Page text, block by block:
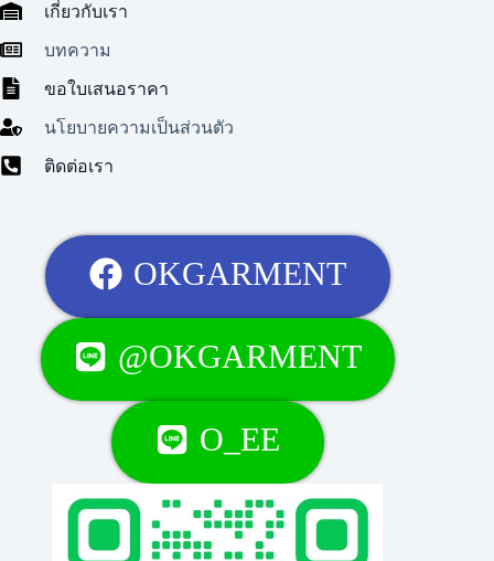
เกี่ยวกับเรา
บทความ
ขอใบเสนอราคา
นโยบายความเป็นส่วนตัว
ติดต่อเรา
OKGARMENT
@OKGARMENT
O_EE